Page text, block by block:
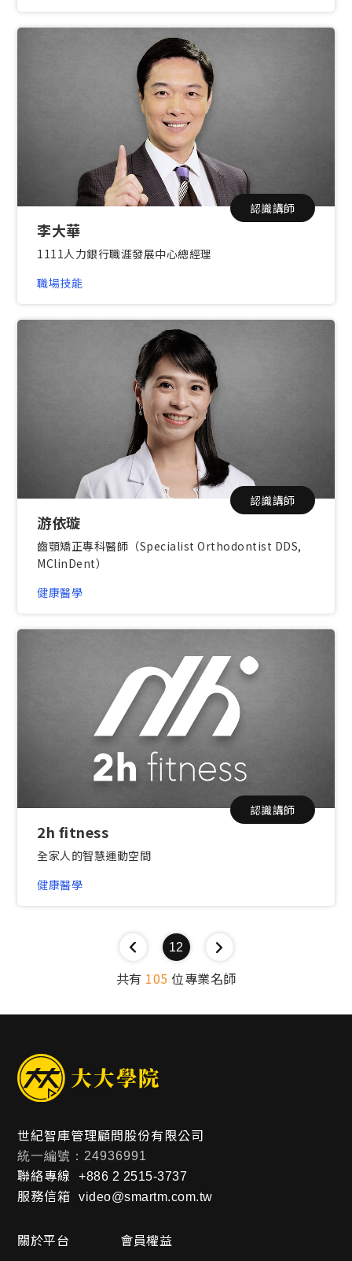
認識講師
李大華
1111人力銀行職涯發展中心總經理
職場技能
認識講師
游依璇
齒顎矯正專科醫師（Specialist Orthodontist DDS,
MClinDent）
健康醫學
認識講師
2h fitness
全家人的智慧運動空間
健康醫學
12
共有 105 位專業名師
世紀智庫管理顧問股份有限公司
統一編號：24936991
聯絡專線 +886 2 2515-3737
服務信箱 video@smartm.com.tw
關於平台 會員權益